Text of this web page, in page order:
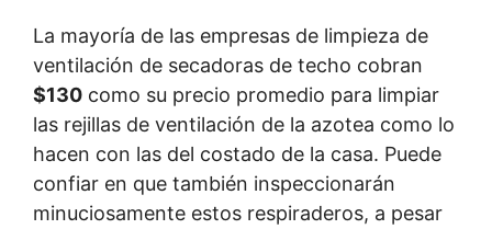
La mayoría de las empresas de limpieza de
ventilación de secadoras de techo cobran
$130 como su precio promedio para limpiar
las rejillas de ventilación de la azotea como lo
hacen con las del costado de la casa. Puede
confiar en que también inspeccionarán
minuciosamente estos respiraderos, a pesar